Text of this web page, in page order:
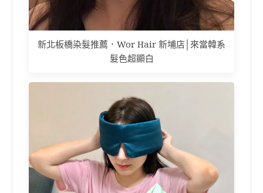
新北板橋染髮推薦．Wor Hair 新埔店│來當韓系
髮色超顯白